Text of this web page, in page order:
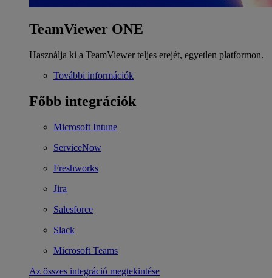
TeamViewer ONE
Használja ki a TeamViewer teljes erejét, egyetlen platformon.
További információk
Főbb integrációk
Microsoft Intune
ServiceNow
Freshworks
Jira
Salesforce
Slack
Microsoft Teams
Az összes integráció megtekintése